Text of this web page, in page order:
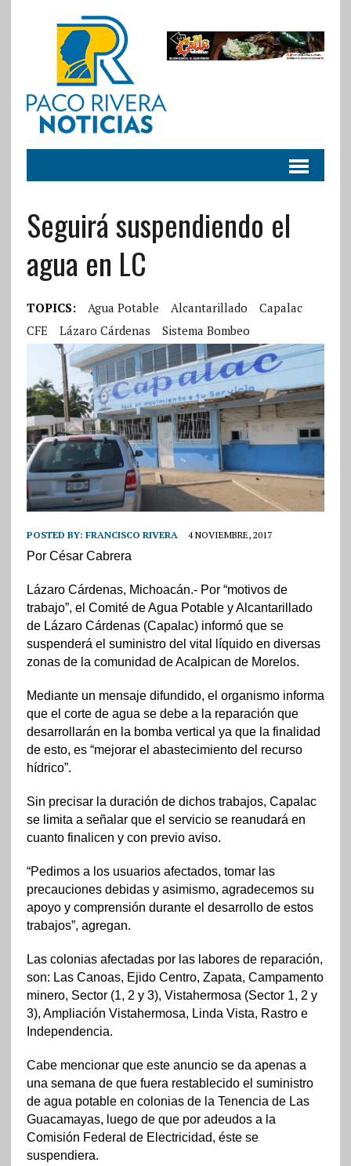
Seguirá suspendiendo el
agua en LC
TOPICS: Agua Potable Alcantarillado
Capalac
CFE
Lázaro Cárdenas Sistema Bombeo
POSTED BY: FRANCISCO RIVERA 4 NOVIEMBRE, 2017
Por César Cabrera
Lázaro Cárdenas, Michoacán.- Por “motivos de
trabajo”, el Comité de Agua Potable y Alcantarillado
de Lázaro Cárdenas (Capalac) informó que se
suspenderá el suministro del vital líquido en diversas
zonas de la comunidad de Acalpican de Morelos.
Mediante un mensaje difundido, el organismo informa
que el corte de agua se debe a la reparación que
desarrollarán en la bomba vertical ya que la finalidad
de esto, es “mejorar el abastecimiento del recurso
hídrico”.
Sin precisar la duración de dichos trabajos, Capalac
se limita a señalar que el servicio se reanudará en
cuanto finalicen y con previo aviso.
“Pedimos a los usuarios afectados, tomar las
precauciones debidas y asimismo, agradecemos su
apoyo y comprensión durante el desarrollo de estos
trabajos”, agregan.
Las colonias afectadas por las labores de reparación,
son: Las Canoas, Ejido Centro, Zapata, Campamento
minero, Sector (1, 2 y 3), Vistahermosa (Sector 1, 2 y
3), Ampliación Vistahermosa, Linda Vista, Rastro e
Independencia.
Cabe mencionar que este anuncio se da apenas a
una semana de que fuera restablecido el suministro
de agua potable en colonias de la Tenencia de Las
Guacamayas, luego de que por adeudos a la
Comisión Federal de Electricidad, éste se
suspendiera.